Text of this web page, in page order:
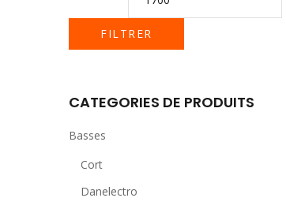
FILTRER
CATEGORIES DE PRODUITS
Basses
Cort
Danelectro